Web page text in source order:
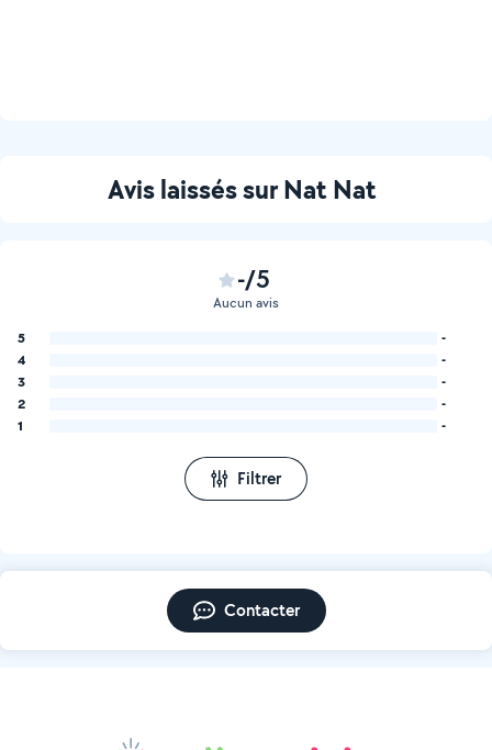
Avis laissés sur Nat Nat
-/5
Aucun avis
5
-
4
-
3
-
2
-
1
-
Filtrer
Contacter